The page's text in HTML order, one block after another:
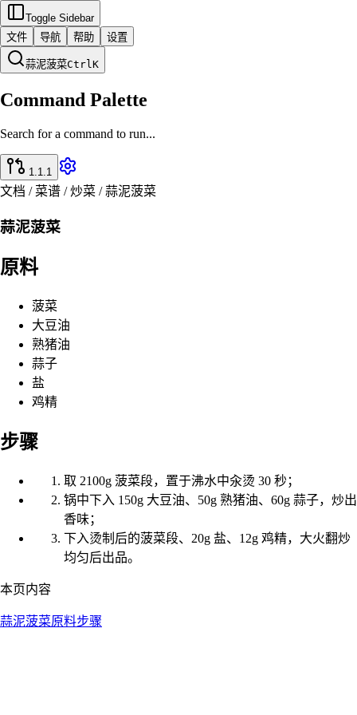
Toggle Sidebar
文件
导航 帮助 设置
蒜泥菠菜CtrlK
Command Palette
Search for a command to run...
1.1.1
文档 / 菜谱 / 炒菜 / 蒜泥菠菜
蒜泥菠菜
原料
菠菜
大豆油
熟猪油
蒜子
盐
鸡精
步骤
取 2100g 菠菜段，置于沸水中汆烫 30 秒；
锅中下入 150g 大豆油、50g 熟猪油、60g 蒜子，炒出
香味；
下入烫制后的菠菜段、20g 盐、12g 鸡精，大火翻炒
均匀后出品。
本页内容
蒜泥菠菜原料步骤